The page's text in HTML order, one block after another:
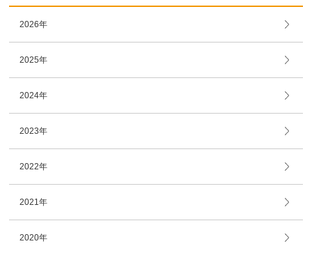
2026年
2025年
2024年
2023年
2022年
2021年
2020年